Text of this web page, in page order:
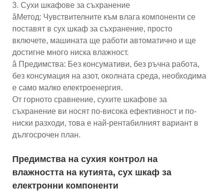
3. Сухи шкафове за съхранение
âМетод: Чувствителните към влага компоненти се
поставят в сух шкаф за съхранение, просто
включете, машината ще работи автоматично и ще
достигне много ниска влажност.
â Предимства: Без консумативи, без ръчна работа,
без консумация на азот, околната среда, необходима
е само малко електроенергия.
От горното сравнение, сухите шкафове за
съхранение ви носят по-висока ефективност и по-
ниски разходи, това е най-рентабилният вариант в
дългосрочен план.
Предимства на сухия контрол на
влажността на кутията, сух шкаф за
електронни компоненти